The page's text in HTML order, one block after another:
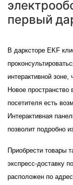
первый
В дарксторе EKF
интерактивной
Новое
посетителя есть
Интерактивная
позволит подробно
Приобрести товары
экспресс-доставку
расположен по